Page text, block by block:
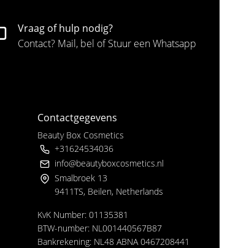
Vraag of hulp nodig?
Contact? Mail, bel of Stuur een Whatsapp
Contactgegevens
Beauty Box Cosmetics
+31624534036
info@beautyboxcosmetics.nl
Smalbroek 13
9411TS, Beilen, Netherlands
KvK Number: 01135381
BTW-number: NL001440567B87
Bankrekening: NL48 ABNA 0467208441